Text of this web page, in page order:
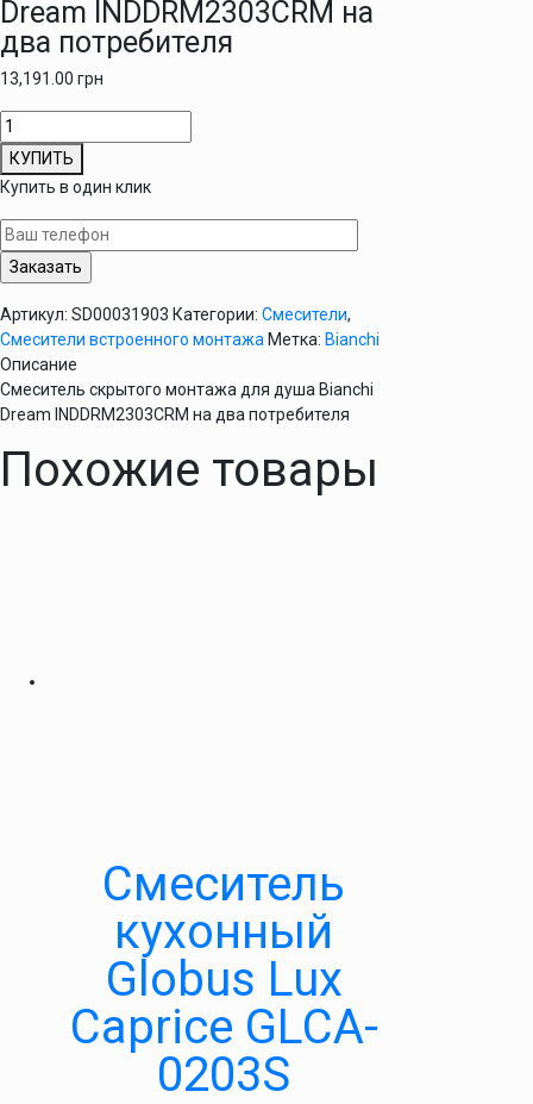
Dream INDDRM2303CRM на
два потребителя
13,191.00 грн
Количество
товара
Смеситель
скрытого
монтажа
для
душа
Dream
INDDRM2303CRM
на
два
потребителя
КУПИТЬ
Купить в один клик
Артикул: SD00031903 Категории: Смесители,
Смесители встроенного монтажа Метка: Bianchi
Описание
Смеситель скрытого монтажа для душа Bianchi
Dream INDDRM2303CRM на два потребителя
Похожие товары
Смеситель
кухонный
Globus Lux
Caprice GLCA-
0203S